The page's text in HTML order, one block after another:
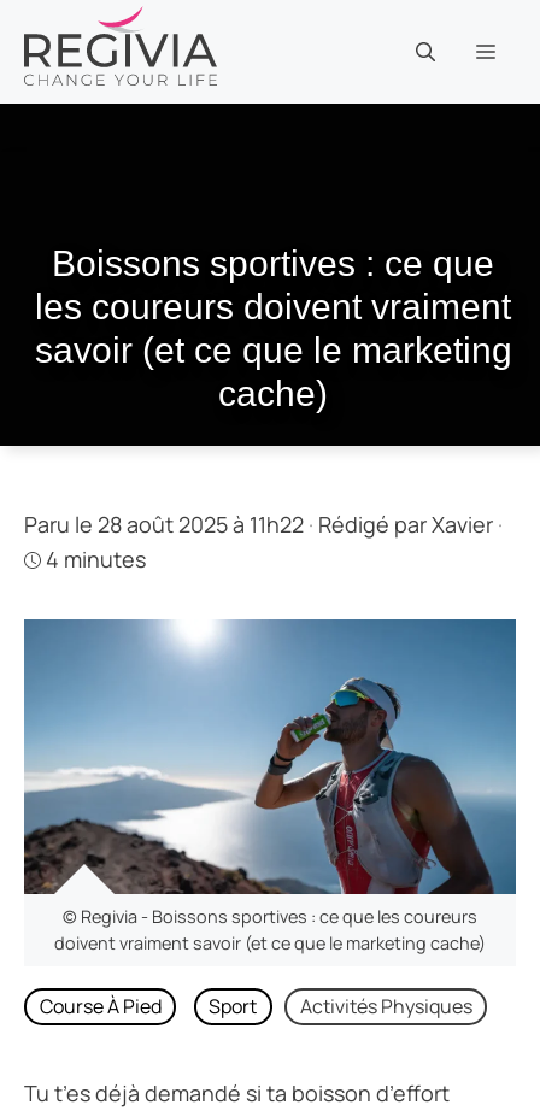
contenu
Boissons sportives : ce que
les coureurs doivent vraiment
savoir (et ce que le marketing
cache)
Paru le 28 août 2025 à 11h22 · Rédigé parXavier ·
4 minutes
© Regivia - Boissons sportives : ce que les coureurs
doivent vraiment savoir (et ce que le marketing cache)
Course À Pied Sport Activités Physiques
Tu t’es déjà demandé si ta boisson d’effort